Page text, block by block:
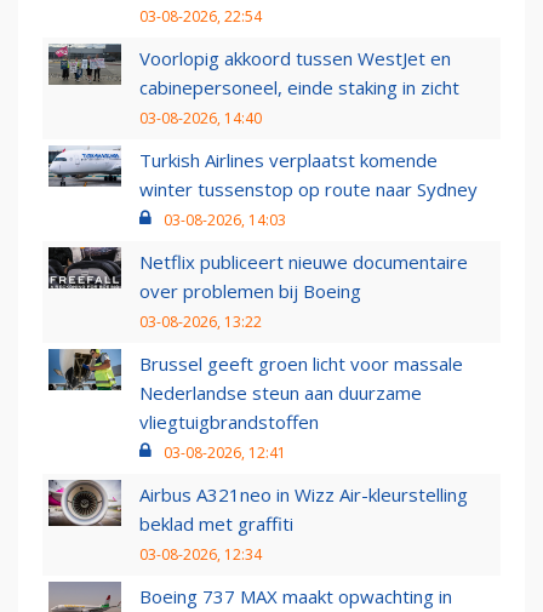
03-08-2026, 22:54
Voorlopig akkoord tussen WestJet en
cabinepersoneel, einde staking in zicht
03-08-2026, 14:40
Turkish Airlines verplaatst komende
winter tussenstop op route naar Sydney
03-08-2026, 14:03
Netflix publiceert nieuwe documentaire
over problemen bij Boeing
03-08-2026, 13:22
Brussel geeft groen licht voor massale
Nederlandse steun aan duurzame
vliegtuigbrandstoffen
03-08-2026, 12:41
Airbus A321neo in Wizz Air-kleurstelling
beklad met graffiti
03-08-2026, 12:34
Boeing 737 MAX maakt opwachting in